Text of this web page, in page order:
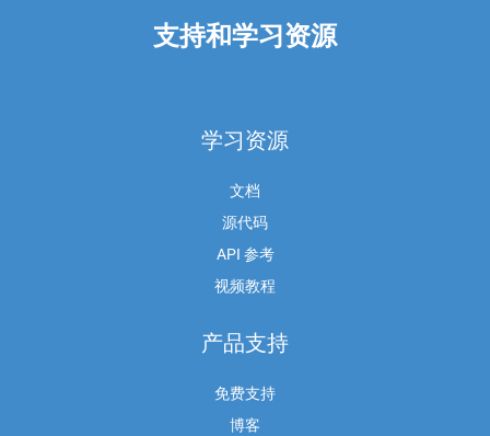
支持和学习资源
学习资源
文档
源代码
API 参考
视频教程
产品支持
免费支持
博客